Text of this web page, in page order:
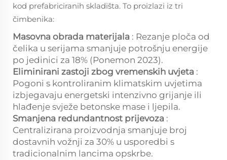
kod prefabriciranih skladišta. To proizlazi iz tri
čimbenika:
Masovna obrada materijala : Rezanje ploča od
čelika u serijama smanjuje potrošnju energije
po jedinici za 18% (Ponemon 2023).
Eliminirani zastoji zbog vremenskih uvjeta :
Pogoni s kontroliranim klimatskim uvjetima
izbjegavaju energetski intenzivno grijanje ili
hlađenje svježe betonske mase i ljepila.
Smanjena redundantnost prijevoza :
Centralizirana proizvodnja smanjuje broj
dostavnih vožnji za 30% u usporedbi s
tradicionalnim lancima opskrbe.